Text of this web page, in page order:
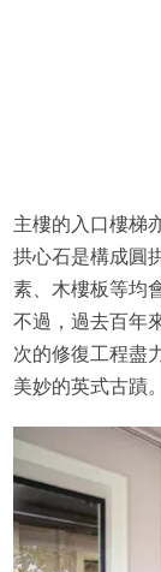
主樓的入口樓梯
拱心石是構成圓
素、木樓板等均
不過，過去百年
次的修復工程盡
美妙的英式古蹟。